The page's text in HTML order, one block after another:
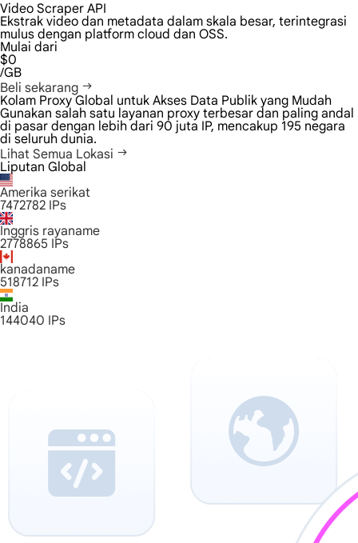
Video Scraper API
Ekstrak video dan metadata dalam skala besar, terintegrasi
mulus dengan platform cloud dan OSS.
Mulai dari
$0
/GB
Beli sekarang
Kolam Proxy Global untuk Akses Data Publik yang Mudah
Gunakan salah satu layanan proxy terbesar dan paling andal
di pasar dengan lebih dari 90 juta IP, mencakup 195 negara
di seluruh dunia.
Lihat Semua Lokasi
Liputan Global
Amerika serikat
7472782 IPs
Inggris rayaname
2778865 IPs
kanadaname
518712 IPs
India
144040 IPs